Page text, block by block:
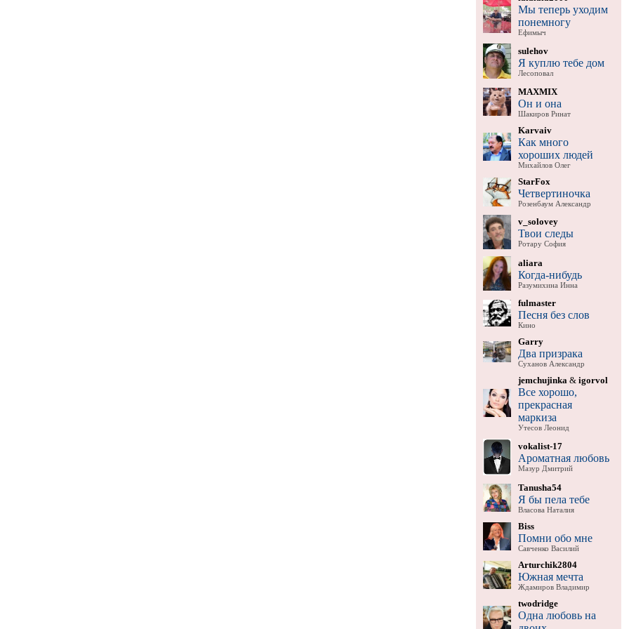
Мы теперь уходим
понемногу
Ефимыч
sulehov
Я куплю тебе дом
Лесоповал
MAXMIX
Он и она
Шакиров Ринат
Karvaiv
Как много
хороших людей
Михайлов Олег
StarFox
Четвертиночка
Розенбаум Александр
v_solovey
Твои следы
Ротару София
aliara
Когда-нибудь
Разумихина Инна
fulmaster
Песня без слов
Кино
Garry
Два призрака
Суханов Александр
jemchujinka & igorvol
Все хорошо,
прекрасная
маркиза
Утесов Леонид
vokalist-17
Ароматная любовь
Мазур Дмитрий
Tanusha54
Я бы пела тебе
Власова Наталия
Biss
Помни обо мне
Савченко Василий
Arturchik2804
Южная мечта
Ждамиров Владимир
twodridge
Одна любовь на